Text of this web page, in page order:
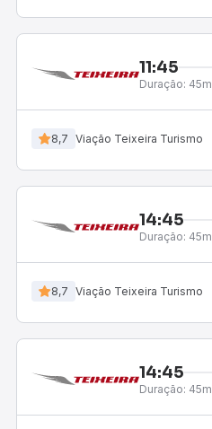
11:45
Duração: 45m
8,7 Viação Teixeira Turismo
14:45
Duração: 45m
8,7 Viação Teixeira Turismo
14:45
Duração: 45m